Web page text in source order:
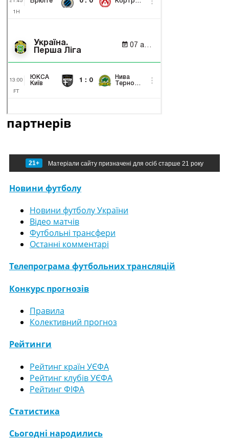
партнерів
21+ Матеріали сайту призначені для осіб старше 21 року
Новини футболу
Новини футболу України
Відео матчів
Футбольні трансфери
Останні комментарі
Телепрограма футбольних трансляцій
Конкурс прогнозів
Правила
Колективний прогноз
Рейтинги
Рейтинг країн УЄФА
Рейтинг клубів УЄФА
Рейтинг ФІФА
Статистика
Сьогодні народились